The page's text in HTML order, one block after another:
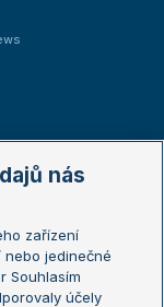
nás
zařízení
jedinečné
Souhlasím
účely